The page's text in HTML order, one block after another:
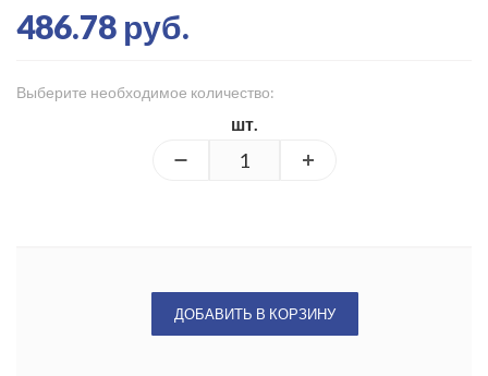
486.78 руб.
Выберите необходимое количество:
шт.
ДОБАВИТЬ В КОРЗИНУ